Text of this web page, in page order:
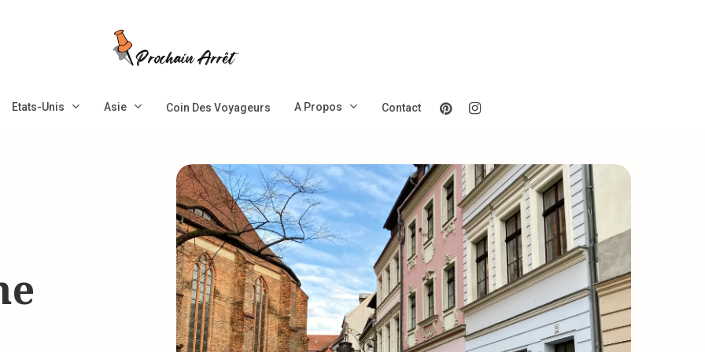
Etats-Unis Asie Coin Des Voyageurs A Propos Contact PinterestInstagram